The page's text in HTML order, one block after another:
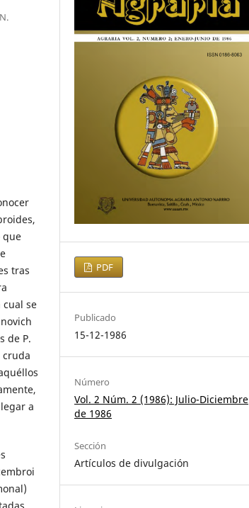
que
tras
se
de P.
cruda
a
PDF
Publicado
15-12-1986
Número
Vol. 2 Núm. 2 (1986): Julio-Diciembre
de 1986
Sección
Artículos de divulgación